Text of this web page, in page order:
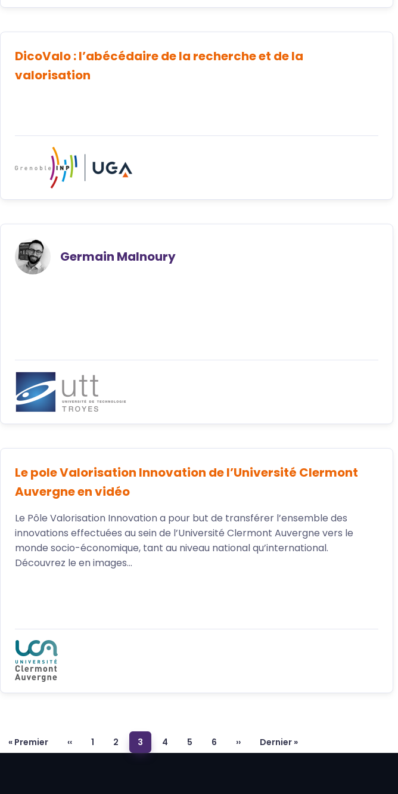
DicoValo : l’abécédaire de la recherche et de la
valorisation
Germain Malnoury
Le pole Valorisation Innovation de l’Université Clermont
Auvergne en vidéo
Le Pôle Valorisation Innovation a pour but de transférer l’ensemble des
innovations effectuées au sein de l’Université Clermont Auvergne vers le
monde socio-économique, tant au niveau national qu’international.
Découvrez le en images...
Pagination
Première page
« Premier Page précédente
‹‹ Page
1 Page
2 Page
3 Page
4 Page
5 Page
6 Page suivante
›› Dernière page
Dernier »